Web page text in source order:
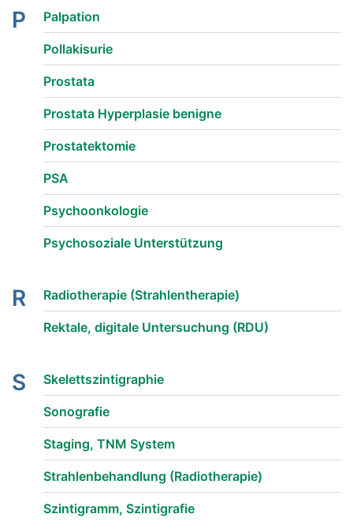
P Palpation
Pollakisurie
Prostata
Prostata Hyperplasie benigne
Prostatektomie
PSA
Psychoonkologie
Psychosoziale Unterstützung
R Radiotherapie (Strahlentherapie)
Rektale, digitale Untersuchung (RDU)
S Skelettszintigraphie
Sonografie
Staging, TNM System
Strahlenbehandlung (Radiotherapie)
Szintigramm, Szintigrafie